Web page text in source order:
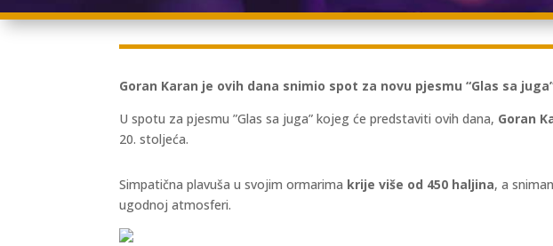
Goran Karan je ovih dana snimio spot za novu pjesmu “Glas sa
U spotu za pjesmu ”Glas sa juga” kojeg će predstaviti ovih dana, Goran
20. stoljeća.
Simpatična plavuša u svojim ormarima krije više od 450 haljina, a
ugodnoj atmosferi.